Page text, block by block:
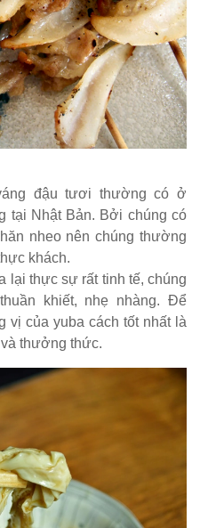
đậu tươi thường có ở
tại Nhật Bản. Bởi chúng có
nheo nên chúng thường
khách.
lại thực sự rất tinh tế, chúng
khiết, nhẹ nhàng. Để
của yuba cách tốt nhất là
thưởng thức.